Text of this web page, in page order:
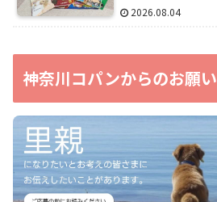
2026.08.04
神奈川コパンからのお願い